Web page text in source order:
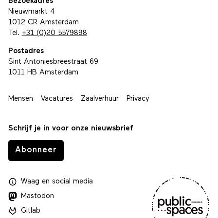
Nieuwmarkt 4
1012 CR Amsterdam
Tel. +31 (0)20 5579898
Postadres
Sint Antoniesbreestraat 69
1011 HB Amsterdam
Mensen Vacatures Zaalverhuur Privacy
Schrijf je in voor onze nieuwsbrief
Abonneer
Waagen social media
Mastodon
Gitlab